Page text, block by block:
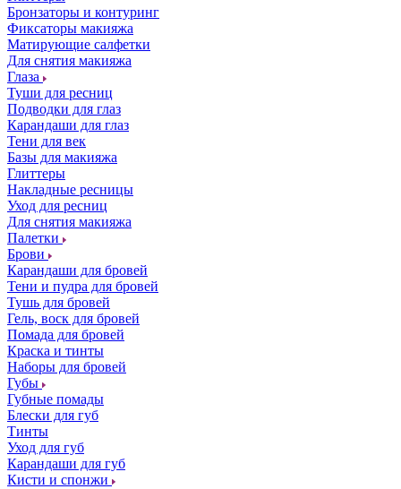
Бронзаторы и контуринг
Фиксаторы макияжа
Матирующие салфетки
Для снятия макияжа
Глаза
Туши для ресниц
Подводки для глаз
Карандаши для глаз
Тени для век
Базы для макияжа
Глиттеры
Накладные ресницы
Уход для ресниц
Для снятия макияжа
Палетки
Брови
Карандаши для бровей
Тени и пудра для бровей
Тушь для бровей
Гель, воск для бровей
Помада для бровей
Краска и тинты
Наборы для бровей
Губы
Губные помады
Блески для губ
Тинты
Уход для губ
Карандаши для губ
Кисти и спонжи